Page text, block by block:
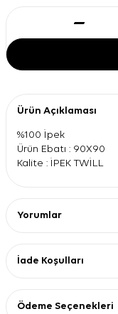
Ürün Açıklaması
%100 İpek
Ürün Ebatı : 90X90
Kalite : İPEK TWİLL
Yorumlar
İade Koşulları
Ödeme Seçenekleri